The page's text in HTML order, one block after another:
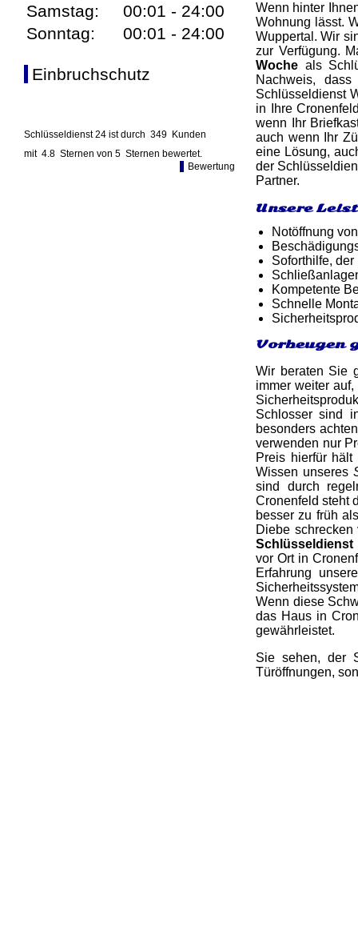
Samstag:
00:01 - 24:00
Sonntag:
00:01 - 24:00
Einbruchschutz
Schlüsseldienst 24 ist durch 349 Kunden
mit 4.8 Sternen von 5 Sternen bewertet.
Bewertung
Wenn hinter
Wohnung lässt.
Wuppertal. Wir
zur Verfügung.
Woche als
Nachweis,
Schlüsseldienst
in Ihre
wenn Ihr
auch wenn Ihr
eine Lösung,
der
Partner.
Unsere
Notöffnung
Soforthilfe,
Kompetente
Schnelle
Vorbeugen
Wir beraten Sie
immer weiter
Schlosser sind
besonders
verwenden nur
Preis hierfür
Wissen unseres
sind durch
Cronenfeld steht
besser zu früh
Diebe
Schlüsseldienst
vor Ort in
Erfahrung
Wenn diese
das Haus in
gewährleistet.
Sie sehen, der
Türöffnungen,